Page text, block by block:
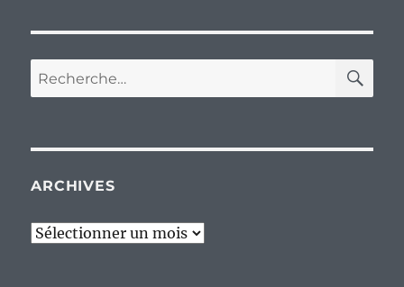
Recherche
pour :
ARCHIVES
Archives